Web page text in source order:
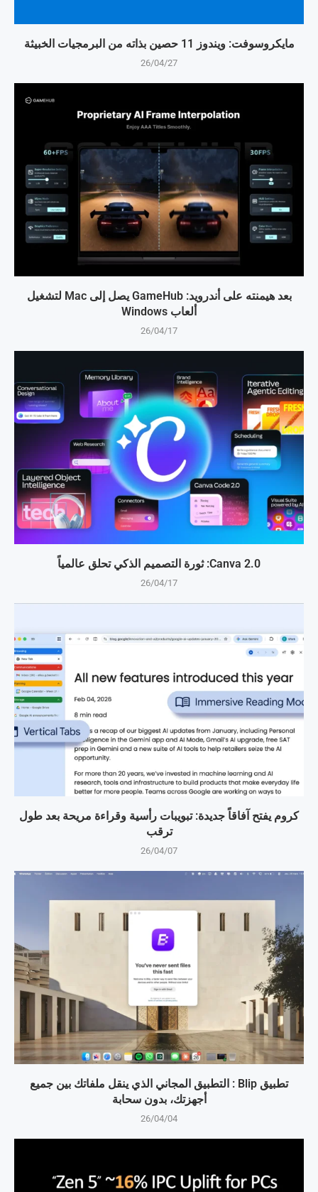
مايكروسوفت: ويندوز 11 حصين بذاته من البرمجيات الخبيثة
26/04/27
بعد هيمنته على أندرويد: GameHub يصل إلى Mac لتشغيل
ألعاب Windows
26/04/17
Canva 2.0: ثورة التصميم الذكي تحلق عالمياً
26/04/17
كروم يفتح آفاقاً جديدة: تبويبات رأسية وقراءة مريحة بعد طول
ترقب
26/04/07
تطبيق Blip : التطبيق المجاني الذي ينقل ملفاتك بين جميع
أجهزتك، بدون سحابة
26/04/04